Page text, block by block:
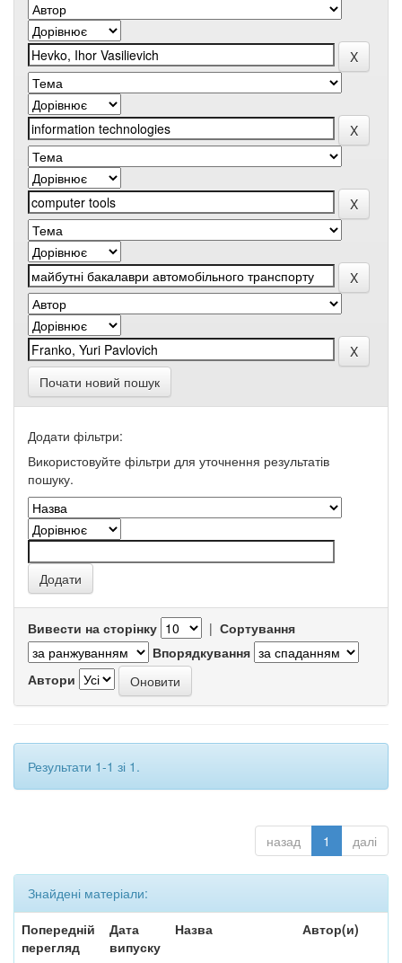
Почати новий пошук
Додати фільтри:
Використовуйте фільтри для уточнення результатів
пошуку.
Вивести на сторінку | Сортування
Впорядкування
Автори
Результати 1-1 зі 1.
назад 1 далі
Знайдені матеріали:
Попередній
перегляд
Дата
випуску
Назва Автор(и)